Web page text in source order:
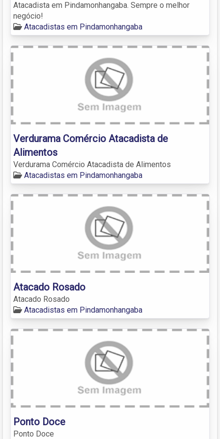
Atacadista em Pindamonhangaba. Sempre o melhor
negócio!
Atacadistas em Pindamonhangaba
Verdurama Comércio Atacadista de
Alimentos
Verdurama Comércio Atacadista de Alimentos
Atacadistas em Pindamonhangaba
Atacado Rosado
Atacado Rosado
Atacadistas em Pindamonhangaba
Ponto Doce
Ponto Doce